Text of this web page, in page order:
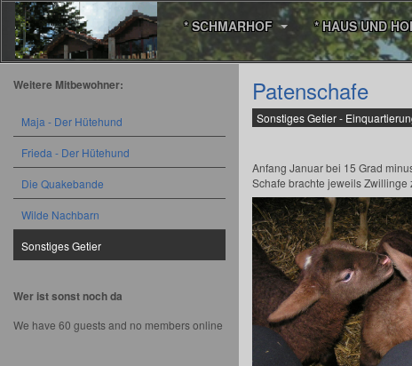
* SCHMARHOF * HAUS UND
Patenschafe
Sonstiges Getier -
Anfang Januar bei 15 Grad
Schafe brachte jeweils
Weitere Mitbewohner:
Maja - Der Hütehund
Frieda - Der Hütehund
Die Quakebande
Wilde Nachbarn
Sonstiges Getier
Wer ist sonst noch da
We have 60 guests and no members online